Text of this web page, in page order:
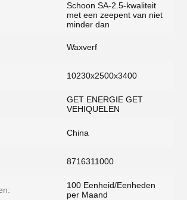
Schoon SA-2.5-kwaliteit
met een zeepent van niet
minder dan
Waxverf
10230x2500x3400
GET ENERGIE GET
VEHIQUELEN
China
8716311000
100 Eenheid/Eenheden
per Maand